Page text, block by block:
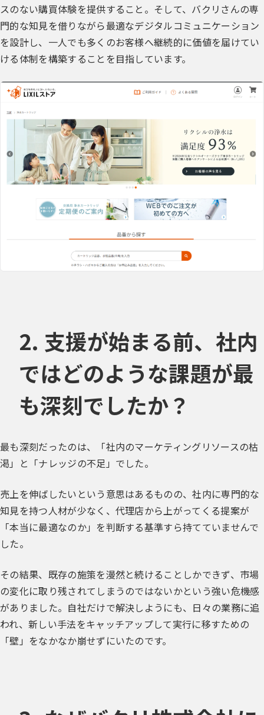
スのない購買体験を提供すること。そして、バクリさんの専
門的な知見を借りながら最適なデジタルコミュニケーション
を設計し、一人でも多くのお客様へ継続的に価値を届けてい
ける体制を構築することを目指しています。
2. 支援が始まる前、社内
ではどのような課題が最
も深刻でしたか？
最も深刻だったのは、「社内のマーケティングリソースの枯
渇」と「ナレッジの不足」でした。
売上を伸ばしたいという意思はあるものの、社内に専門的な
知見を持つ人材が少なく、代理店から上がってくる提案が
「本当に最適なのか」を判断する基準すら持てていませんで
した。
その結果、既存の施策を漫然と続けることしかできず、市場
の変化に取り残されてしまうのではないかという強い危機感
がありました。自社だけで解決しようにも、日々の業務に追
われ、新しい手法をキャッチアップして実行に移すための
「壁」をなかなか崩せずにいたのです。